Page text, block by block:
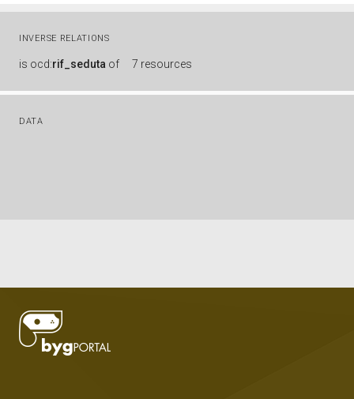
INVERSE RELATIONS
is ocd:rif_seduta of 7 resources
DATA